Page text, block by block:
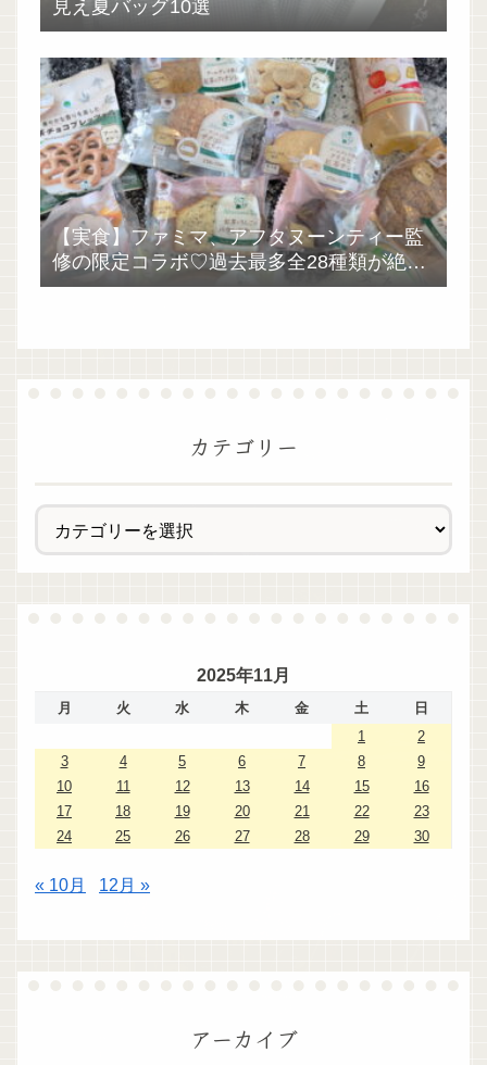
見え夏バッグ10選
【実食】ファミマ、アフタヌーンティー監
修の限定コラボ♡過去最多全28種類が絶品
過ぎた！
カテゴリー
2025年11月
月 火 水 木 金 土
日
1
2
3
4 5 6 7 8
9
10
11 12 13 14 15
16
17
18 19 20 21 22
23
24
25 26 27 28 29 30
« 10月 12月 »
アーカイブ